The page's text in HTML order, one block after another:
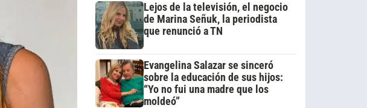
Lejos de la televisión, el negocio
de Marina Señuk, la periodista
que renunció a TN
Evangelina Salazar se sinceró
sobre la educación de sus hijos:
“Yo no fui una madre que los
moldeó”